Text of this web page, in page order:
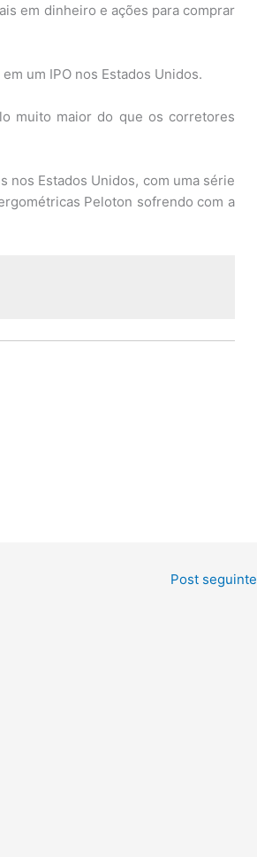
em dinheiro e ações para comprar
um IPO nos Estados Unidos.
muito maior do que os corretores
nos Estados Unidos, com uma série
Peloton sofrendo com a
Post seguinte